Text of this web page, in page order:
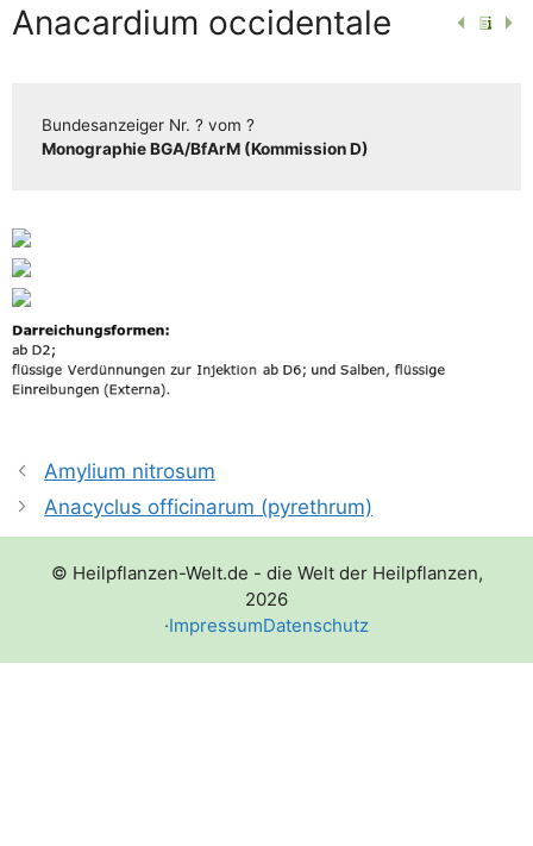
Anacardium occidentale
Bun­des­an­zei­ger Nr. ? vom ?
Mono­gra­phie BGA/​​BfArM (Kom­mis­si­on D)
Amylium nitrosum
Anacyclus officinarum (pyrethrum)
© Heilpflanzen-Welt.de - die Welt der Heilpflanzen,
2026
·ImpressumDatenschutz